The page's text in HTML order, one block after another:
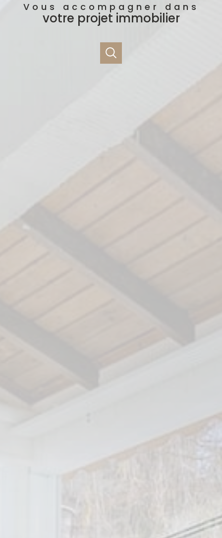
Vous accompagner dans
votre projet immobilier